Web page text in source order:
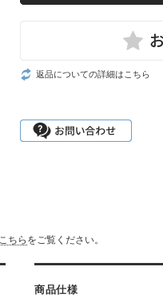
返品についての詳細はこちら
こちら をご覧ください。
商品仕様